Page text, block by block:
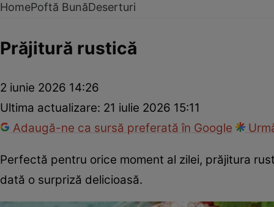
HomePoftă BunăDeserturi
Prăjitură rustică
2 iunie 2026 14:26
Ultima actualizare: 21 iulie 2026 15:11
Adaugă-ne ca sursă preferată în Google
Perfectă pentru orice moment al zilei, prăjitura
dată o surpriză delicioasă.